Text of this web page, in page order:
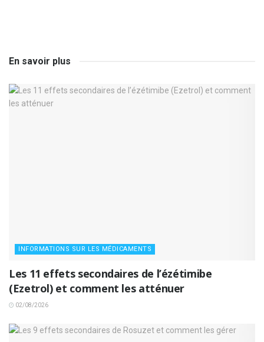
En savoir plus
INFORMATIONS SUR LES MÉDICAMENTS
Les 11 effets secondaires de l’ézétimibe
(Ezetrol) et comment les atténuer
02/08/2026